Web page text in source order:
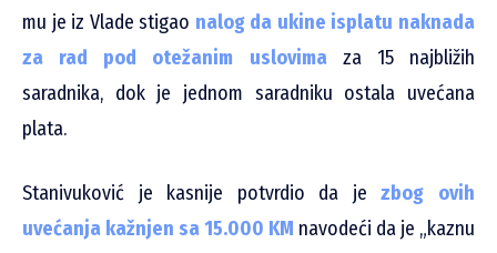
mu je iz Vlade stigao nalog da ukine isplatu naknada
za rad pod otežanim uslovimaza 15 najbližih
saradnika, dok je jednom saradniku ostala uvećana
plata.
Stanivuković je kasnije potvrdio da jezbog ovih
uvećanja kažnjen sa 15.000 KM navodeći da je „kaznu